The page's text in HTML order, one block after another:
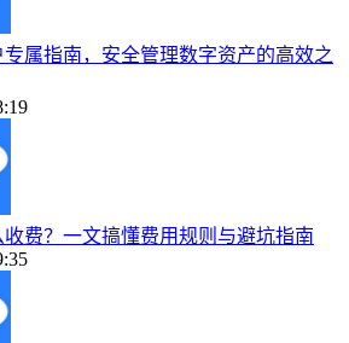
属指南，安全管理数字资产的高效之
费？一文搞懂费用规则与避坑指南